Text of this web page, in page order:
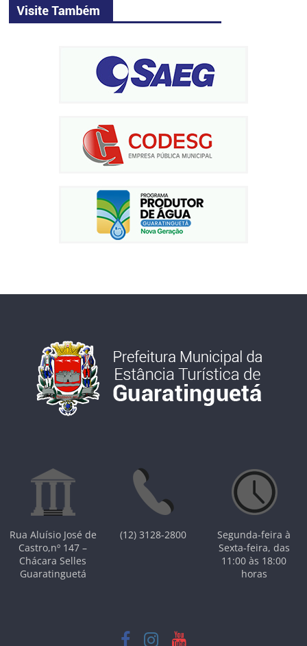
Rua Aluísio José de
Castro,nº 147 –
Chácara Selles
Guaratinguetá
(12) 3128-2800
Segunda-feira à
Sexta-feira, das
11:00 às 18:00
horas